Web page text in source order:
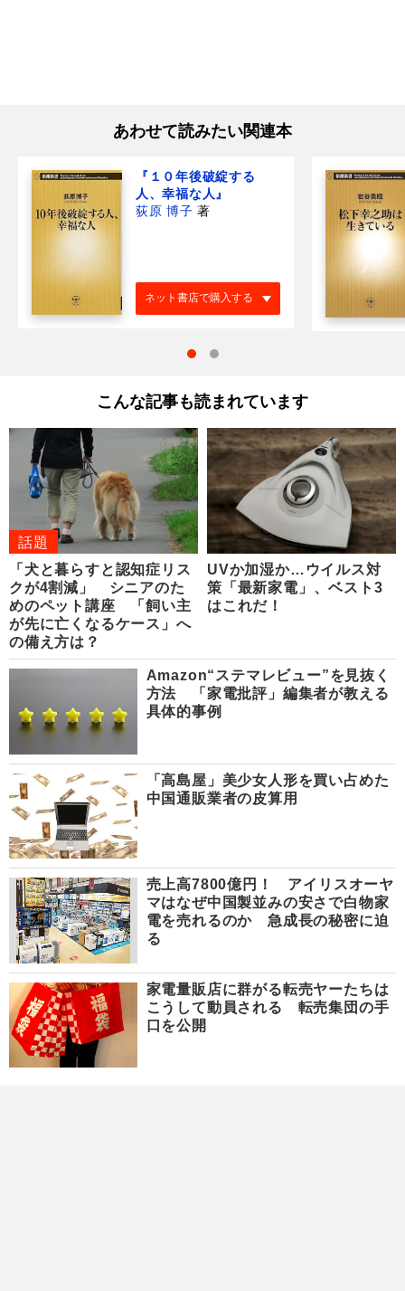
あわせて読みたい関連本
『１０年後破綻する
人、幸福な人』
荻原 博子 著
ネット書店で購入する
こんな記事も読まれています
話題
「犬と暮らすと認知症リス
クが4割減」 シニアのた
めのペット講座 「飼い主
が先に亡くなるケース」へ
の備え方は？
UVか加湿か…ウイルス対
策「最新家電」、ベスト3
はこれだ！
Amazon“ステマレビュー”を見抜く
方法 「家電批評」編集者が教える
具体的事例
「高島屋」美少女人形を買い占めた
中国通販業者の皮算用
売上高7800億円！ アイリスオーヤ
マはなぜ中国製並みの安さで白物家
電を売れるのか 急成長の秘密に迫
る
家電量販店に群がる転売ヤーたちは
こうして動員される 転売集団の手
口を公開